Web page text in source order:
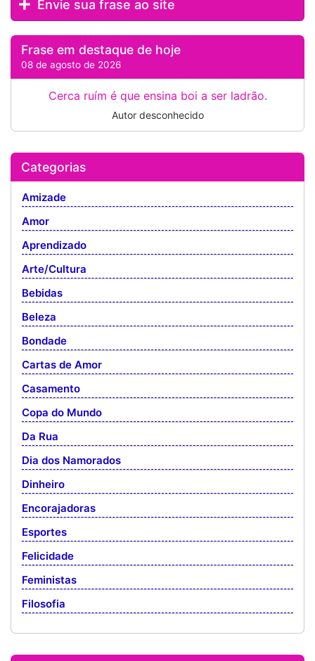
Envie sua frase ao site
Frase em destaque de hoje
08 de agosto de 2026
Cerca ruím é que ensina boi a ser ladrão.
Autor desconhecido
Categorias
Amizade
Amor
Aprendizado
Arte/Cultura
Bebidas
Beleza
Bondade
Cartas de Amor
Casamento
Copa do Mundo
Da Rua
Dia dos Namorados
Dinheiro
Encorajadoras
Esportes
Felicidade
Feministas
Filosofia